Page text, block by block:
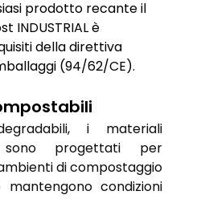
prodotto recante il
INDUSTRIAL è
della direttiva
(94/62/CE).
i materiali
sono progettati per
di compostaggio
mantengono condizioni